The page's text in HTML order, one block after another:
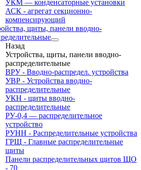
УКМ — конденсаторные установки
АСК - агрегат секционно-
компенсирующий
щиты, панели вводно-
Назад
Устройства, щиты, панели вводно-
распределительные
ВРУ - Вводно-распредел. устройства
УВР - Устройства вводно-
распределительные
УКН - щиты вводно-
распределительные
РУ-0,4 — распределительное
устройство
РУНН - Распределительные устройства
ГРЩ - Главные распределительные
щиты
Панели распределительных щитов ЩО
- 70